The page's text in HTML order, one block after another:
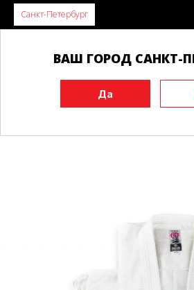
Санкт-Петербург
ВАШ ГОРОД САНКТ-
Экипировка
Кимоно